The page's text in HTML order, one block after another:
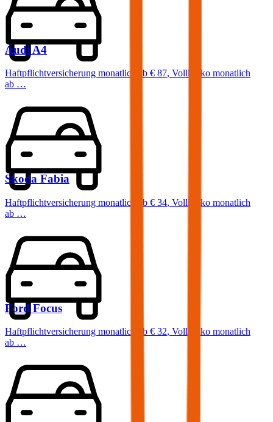
Audi A4
Haftpflichtversicherung monatlich ab € 87, Vollkasko monatlich
ab …
Skoda Fabia
Haftpflichtversicherung monatlich ab € 34, Vollkasko monatlich
ab …
Ford Focus
Haftpflichtversicherung monatlich ab € 32, Vollkasko monatlich
ab …